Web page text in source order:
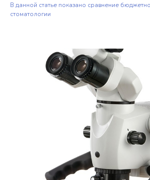
В данной статье показано сравнение
стоматологии